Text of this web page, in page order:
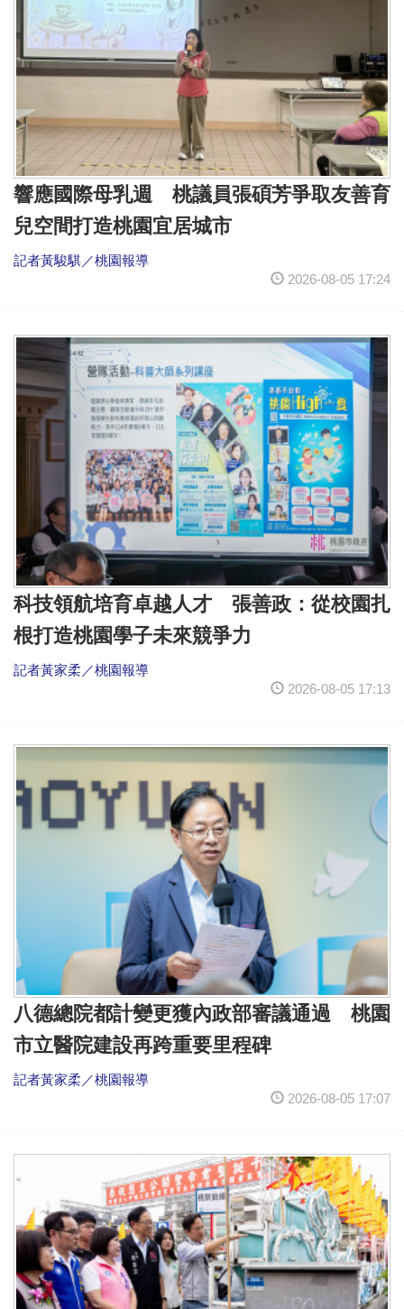
響應國際母乳週 桃議員張碩芳爭取友善育
兒空間打造桃園宜居城市
記者黃駿騏／桃園報導
2026-08-05 17:24
科技領航培育卓越人才 張善政：從校園扎
根打造桃園學子未來競爭力
記者黃家柔／桃園報導
2026-08-05 17:13
八德總院都計變更獲內政部審議通過 桃園
市立醫院建設再跨重要里程碑
記者黃家柔／桃園報導
2026-08-05 17:07